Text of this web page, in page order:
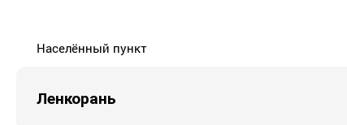
Населённый пункт
Ленкорань